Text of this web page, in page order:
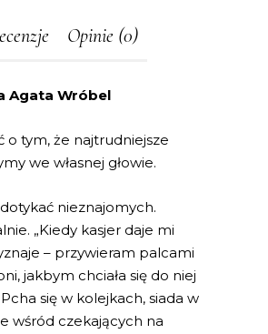
Opinie (0)
Agata Wróbel
o tym, że najtrudniejsze
we własnej głowie.
nieznajomych.
„Kiedy kasjer daje mi
– przywieram palcami
jakbym chciała się do niej
się w kolejkach, siada w
wśród czekających na